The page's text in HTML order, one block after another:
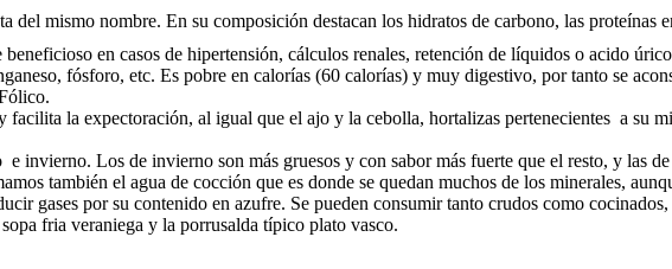
mismo nombre. En su composición destacan los hidratos de carbono, las proteínas
en casos de hipertensión, cálculos renales, retención de líquidos o acido
fósforo, etc. Es pobre en calorías (60 calorías) y muy digestivo, por tanto se
facilita la expectoración, al igual que el ajo y la cebolla, hortalizas pertenecientes a su
invierno. Los de invierno son más gruesos y con sabor más fuerte que el resto, y las
también el agua de cocción que es donde se quedan muchos de los minerales,
gases por su contenido en azufre. Se pueden consumir tanto crudos como
fria veraniega y la porrusalda típico plato vasco.